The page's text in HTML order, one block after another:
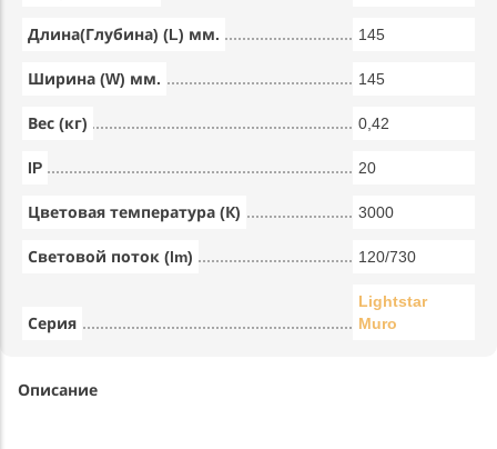
Длина(Глубина) (L) мм. 145
Ширина (W) мм. 145
Вес (кг) 0,42
IP 20
Цветовая температура (К) 3000
Световой поток (lm) 120/730
Серия
Lightstar
Muro
Описание